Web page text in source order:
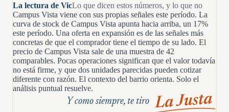
La lectura de VicLo que dicen estos números, y lo que no
Campus Vista viene con sus propias señales este período. La
curva de stock de Campus Vista apunta hacia arriba, un 17%
este período. Una oferta en expansión es de las señales más
concretas de que el comprador tiene el tiempo de su lado. El
precio de Campus Vista sale de una muestra de 42
comparables. Pocas operaciones significan que el valor todavía
no está firme, y que dos unidades parecidas pueden cotizar
diferente con razón. El contexto del barrio orienta. Solo el
análisis puntual resuelve.
Y como siempre, te tiro La Justa